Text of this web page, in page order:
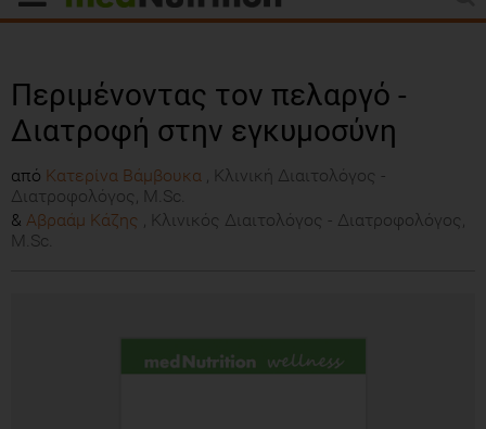
Περιμένοντας τον πελαργό -
Διατροφή στην εγκυμοσύνη
από Κατερίνα Βάμβουκα
, Κλινική Διαιτολόγος -
Διατροφολόγος, M.Sc.
& Αβραάμ Κάζης
, Κλινικός Διαιτολόγος - Διατροφολόγος,
M.Sc.